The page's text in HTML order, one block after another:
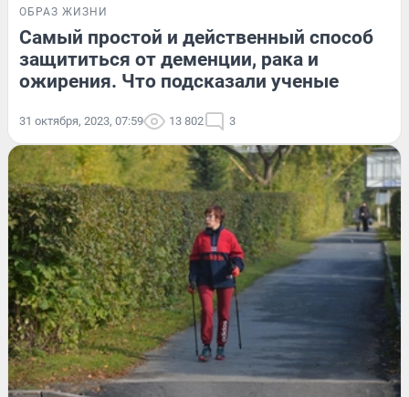
ОБРАЗ ЖИЗНИ
Самый простой и действенный способ
защититься от деменции, рака и
ожирения. Что подсказали ученые
31 октября, 2023, 07:59 13 802 3